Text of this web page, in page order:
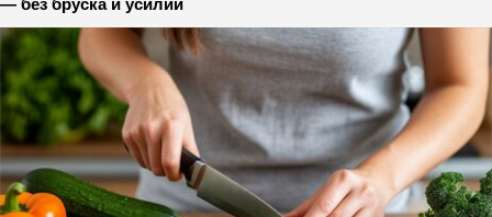
— без бруска и усилий